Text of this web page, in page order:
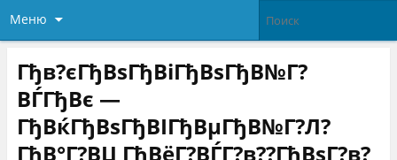
Меню
Гђв?єГђВѕГђВіГђВѕГђВ№Г?
ВЃГђВє —
ГђВќГђВѕГђВІГђВµГђВ№Г?Л?
ГђВ°Г?ВЏ ГђВёГ?ВЃГ?в??ГђВѕГ?в?